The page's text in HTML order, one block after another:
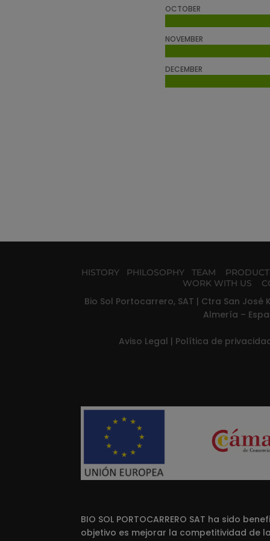
OCTOBER
NOVEMBER
DECEMBER
HISTORY PHILOSOPHY TEAM
WORK WITH US
Bio Sol Portocarrero, SAT | Ctra San José
Almería –
Aviso Legal | Política de
BIO SOL PORTOCARRERO SAT ha sido
objetivo es mejorar la competitividad de